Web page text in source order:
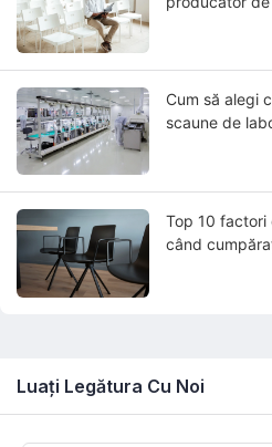
Cum să alegi
scaune de
Top 10 factori
când
Luați Legătura Cu Noi